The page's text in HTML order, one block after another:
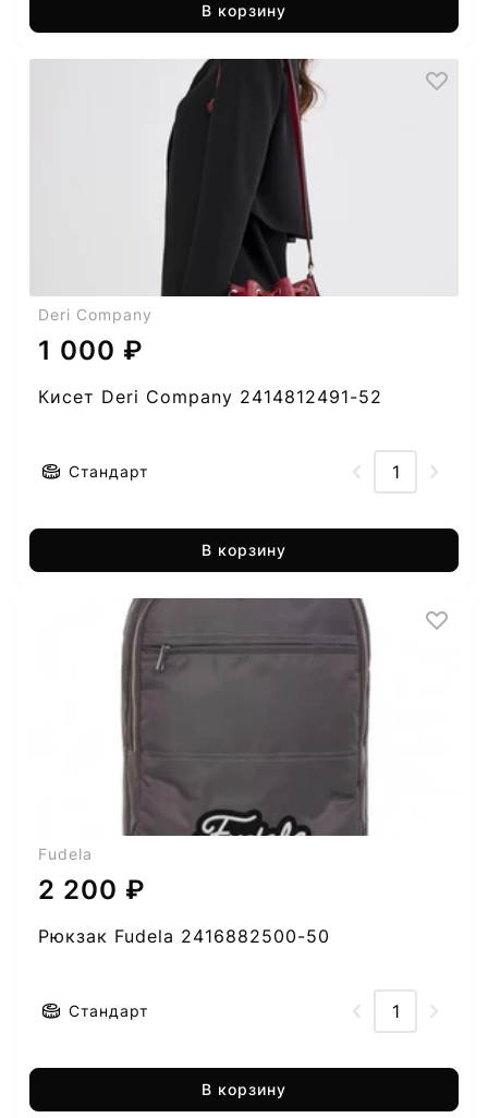
В корзину
Deri Company
1 000 ₽
Кисет Deri Company 2414812491-52
Стандарт
В корзину
Fudela
2 200 ₽
Рюкзак Fudela 2416882500-50
Стандарт
В корзину